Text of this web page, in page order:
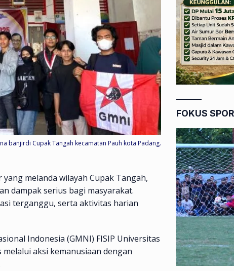
banjirdi Cupak Tangah kecamatan Pauh kota Padang.
yang melanda wilayah Cupak Tangah,
dampak serius bagi masyarakat.
terganggu, serta aktivitas harian
Indonesia (GMNI) FISIP Universitas
aksi kemanusiaan dengan
FOKUS